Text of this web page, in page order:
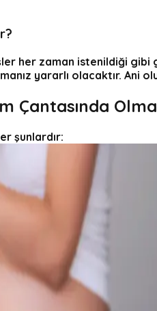
?
her zaman istenildiği
yararlı olacaktır. Ani
Çantasında
şunlardır: